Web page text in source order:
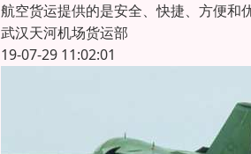
航空货运提供的是安全、快捷、方便和
武汉天河机场货运部
19-07-29 11:02:01